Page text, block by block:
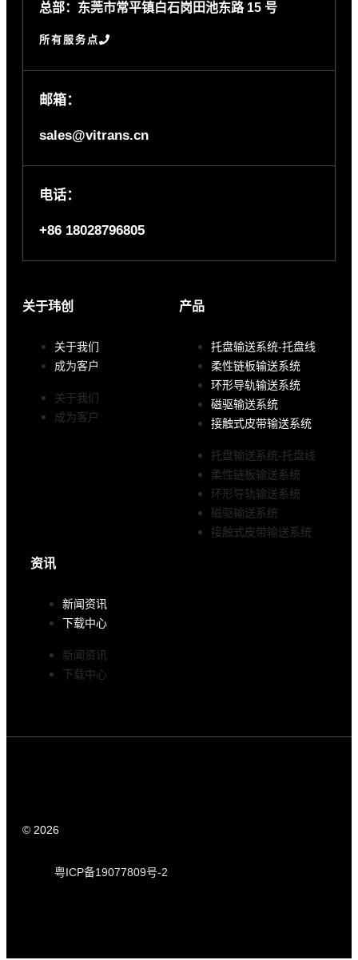
总部：东莞市常平镇白石岗田池东路 15 号
所有服务点
邮箱：
sales@vitrans.cn
电话：
+86 18028796805
关于玮创
关于我们
成为客户
关于我们
成为客户
产品
托盘输送系统-托盘线
柔性链板输送系统
环形导轨输送系统
磁驱输送系统
接触式皮带输送系统
托盘输送系统-托盘线
柔性链板输送系统
环形导轨输送系统
磁驱输送系统
接触式皮带输送系统
资讯
新闻资讯
下载中心
新闻资讯
下载中心
© 2026
粤ICP备19077809号-2